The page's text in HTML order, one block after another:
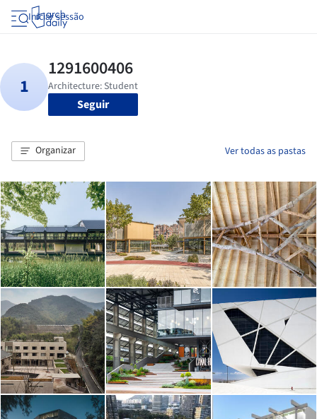
Iniciar sessão
Seguir
Organizar Ver todas as pastas